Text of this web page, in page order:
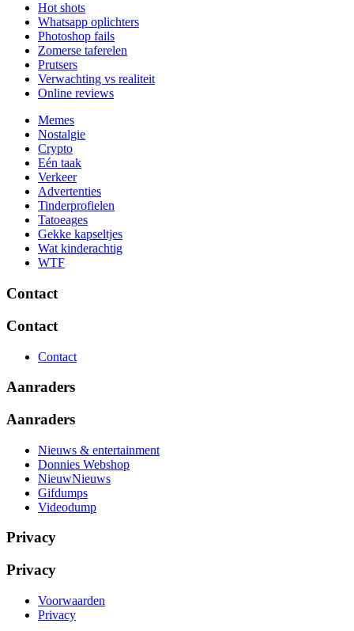
Hot shots
Whatsapp oplichters
Photoshop fails
Zomerse taferelen
Prutsers
Verwachting vs realiteit
Online reviews
Memes
Nostalgie
Crypto
Eén taak
Verkeer
Advertenties
Tinderprofielen
Tatoeages
Gekke kapseltjes
Wat kinderachtig
WTF
Contact
Contact
Contact
Aanraders
Aanraders
Nieuws & entertainment
Donnies Webshop
NieuwNieuws
Gifdumps
Videodump
Privacy
Privacy
Voorwaarden
Privacy